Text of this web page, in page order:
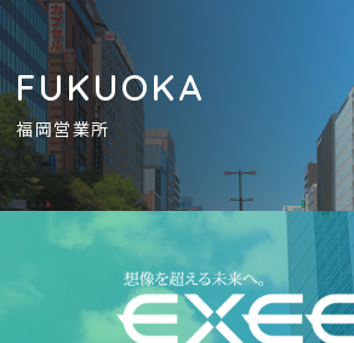
FUKUOKA
福岡営業所